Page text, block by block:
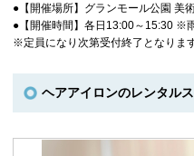
●【開催場所】グランモール公園 美
●【開催時間】各日13:00～15:30 ※
※定員になり次第受付終了となります
ヘアアイロンのレンタル